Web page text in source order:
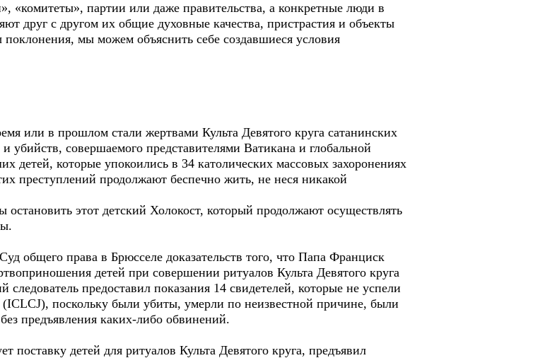
«комитеты», партии или даже правительства, а конкретные люди в
друг с другом их общие духовные качества, пристрастия и объекты
мы можем объяснить себе создавшиеся условия
или в прошлом стали жертвами Культа Девятого круга сатанинских
совершаемого представителями Ватикана и глобальной
детей, которые упокоились в 34 католических массовых захоронениях
преступлений продолжают беспечно жить, не неся никакой
этот детский Холокост, который продолжают осуществлять
общего права в Брюсселе доказательств того, что Папа Франциск
детей при совершении ритуалов Культа Девятого круга
предоставил показания 14 свидетелей, которые не успели
поскольку были убиты, умерли по неизвестной причине, были
предъявления каких-либо обвинений.
поставку детей для ритуалов Культа Девятого круга, предъявил